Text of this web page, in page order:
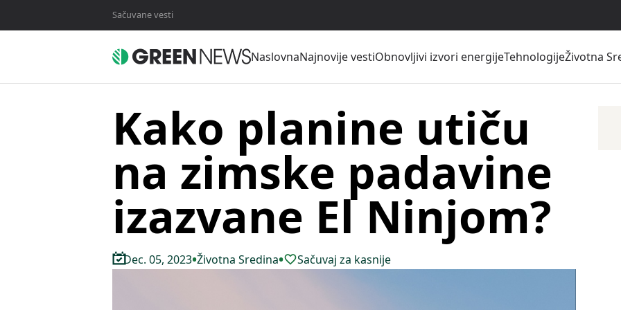
Sačuvane vesti
NaslovnaNajnovije vestiObnovljivi izvori energijeTehnologijeŽivotna
Kako planine utiču
na zimske padavine
izazvane El Ninjom?
Dec. 05, 2023•Životna Sredina• Sačuvaj za kasnije